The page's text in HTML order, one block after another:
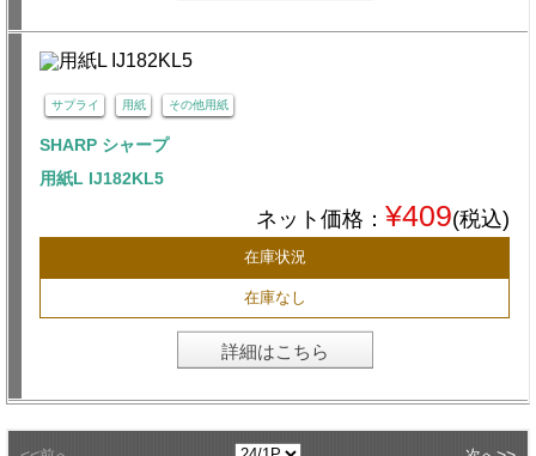
サプライ 用紙 その他用紙
SHARP シャープ
用紙L IJ182KL5
ネット価格： ¥409(税込)
在庫状況
在庫なし
詳細はこちら